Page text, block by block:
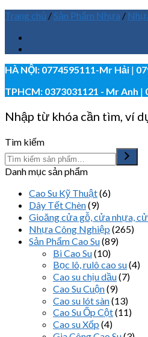
Trang chủ /Sản Phẩm Nhựa /
HÀ NỘI: 0774595111-Mr Hải |
TPHCM: 0373031121 - Mr Anh |
Nhập từ khóa cần tìm, ví
Tìm kiếm
Danh mục sản phẩm
Cao Su Kỹ Thuật(6)
Dây Tết Chèn(9)
Gioăng cửa gỗ, cửa nhựa,
Nhựa Công Nghiệp (265)
Sản Phẩm Cao Su(89)
Bi Cao Su(10)
Bọc lô, rulô cao su(4)
Cao su chịu dầu(7)
Cao Su Cuộn(9)
Cao su lót sàn(13)
Cao Su Ốp Cột(11)
Cao su Xốp (4)